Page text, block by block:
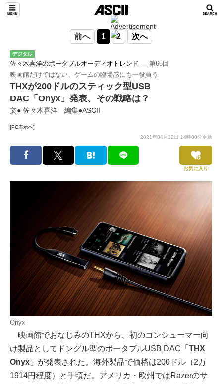
前へ 1 2 次へ
デジタル
佐々木喜洋のポータブルオーディオトレンド ― 第65回
映画館だけではない、ゲームの臨場感にも一役買う
THXが200ドルのスティック型USB
DAC「Onyx」発表、その戦略は？
文● 佐々木喜洋 編集●ASCII
[PC表示へ]
2021年04月12日 14時00分更新
お気に入り
Onyx
映画館でおなじみのTHXから、初のコンシューマー向
け製品としてドングル型のポータブルUSB DAC 「THX
Onyx」 が発表された。海外製品で価格は200ドル（2万
1914円程度）と手頃だ。アメリカ・欧州ではRazerのサ